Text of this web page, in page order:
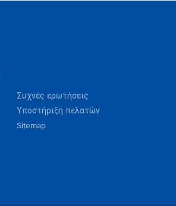
Συχνές ερωτήσεις
Υποστήριξη πελατών
Sitemap